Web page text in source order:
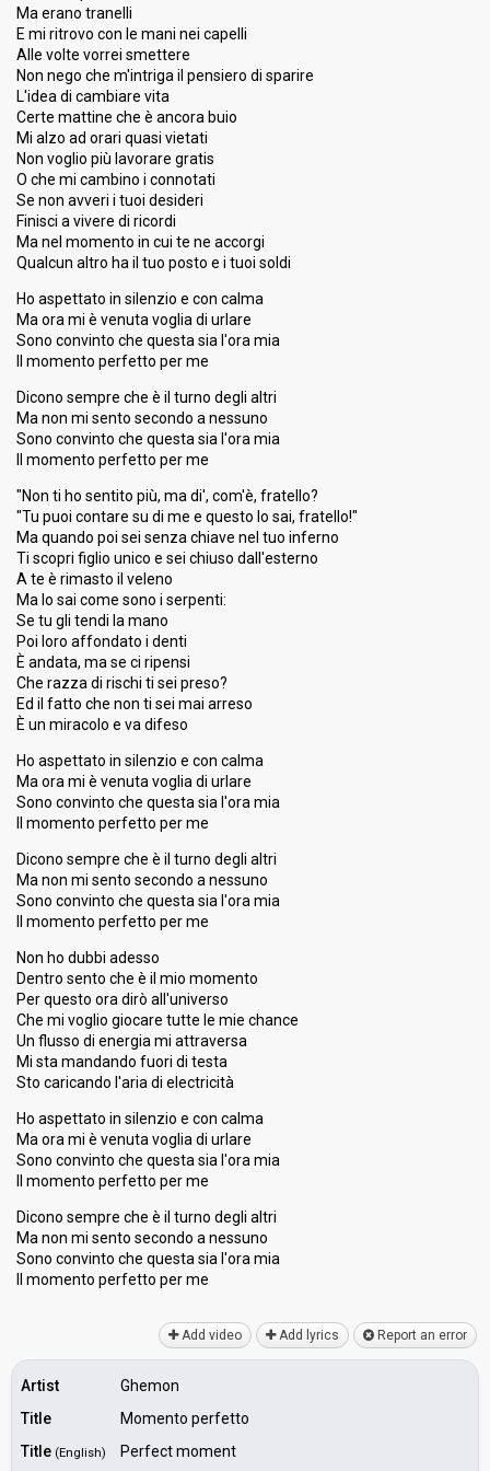
Place (out of 26)
Percent Total 3.01%
Public 1.13%
Running order
1
Ma erano tranelli
E mi ritrovo con le mani nei capelli
Alle volte vorrei smettere
Non nego che m'intriga il pensiero di sparire
L'idea di cambiare vita
Certe mattine che è ancora buio
Mi alzo ad orari quasi vietati
Non voglio più lavorare gratis
O che mi cambino i connotati
Se non avveri i tuoi desideri
Finisci a vivere di ricordi
Ma nel momento in cui te ne accorgi
Qualcun altro ha il tuo posto e i tuoi soldi
Ho aspettato in silenzio e con calma
Ma ora mi è venuta voglia di urlare
Sono convinto che questa sia l'ora mia
Il momento perfetto per me
Dicono sempre che è il turno degli altri
Ma non mi sento secondo a nessuno
Sono convinto che questa sia l'ora mia
Il momento perfetto per me
"Non ti ho sentito più, ma di', com'è, fratello?
"Tu puoi contare su di me e questo lo sai, fratello!"
Ma quando poi sei senza chiave nel tuo inferno
Ti scopri figlio unico e sei chiuso dall'esterno
A te è rimasto il veleno
Ma lo sai come sono i serpenti:
Se tu gli tendi la mano
Poi loro affondato i denti
È andata, ma se ci ripensi
Che razza di rischi ti sei preso?
Ed il fatto che non ti sei mai arreso
È un miracolo e va difeso
Ho aspettato in silenzio e con calma
Ma ora mi è venuta voglia di urlare
Sono convinto che questa sia l'ora mia
Il momento perfetto per me
Dicono sempre che è il turno degli altri
Ma non mi sento secondo a nessuno
Sono convinto che questa sia l'ora mia
Il momento perfetto per me
Non ho dubbi adesso
Dentro sento che è il mio momento
Per questo ora dirò all'universo
Che mi voglio giocare tutte le mie chance
Un flusso di energia mi attraversa
Mi sta mandando fuori di testa
Sto caricando l'aria di electricità
Ho aspettato in silenzio e con calma
Ma ora mi è venuta voglia di urlare
Sono convinto che questa sia l'ora mia
Il momento perfetto per me
Dicono sempre che è il turno degli altri
Ma non mi sento secondo a nessuno
Sono convinto che questa ѕia l'ora miа
Il momento perfetto per me
Add video Add lyrics Report an error
Artist
Ghemon
Title
Momento perfetto
Title (English) Perfect moment